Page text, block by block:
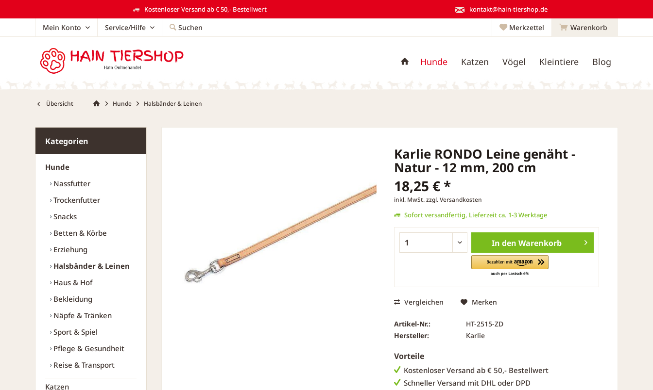
Kostenloser Versand ab € 50,- Bestellwert kontakt@hain-tiershop.de
Warenkorb
Merkzettel
Mein Konto Service/Hilfe Suchen
Hunde Katzen Vögel Kleintiere Blog
Übersicht Hunde Halsbänder & Leinen
Kategorien
Hunde
Nassfutter
Trockenfutter
Snacks
Betten & Körbe
Erziehung
Halsbänder & Leinen
Haus & Hof
Bekleidung
Näpfe & Tränken
Sport & Spiel
Pflege & Gesundheit
Reise & Transport
Katzen
Karlie RONDO Leine genäht -
Natur - 12 mm, 200 cm
18,25 € *
inkl. MwSt.zzgl. Versandkosten
Sofort versandfertig, Lieferzeit ca. 1-3 Werktage
In den Warenkorb
Vergleichen Merken
Artikel-Nr.:
HT-2515-ZD
Hersteller:
Karlie
Vorteile
Kostenloser Versand ab € 50,- Bestellwert
Schneller Versand mit DHL oder DPD